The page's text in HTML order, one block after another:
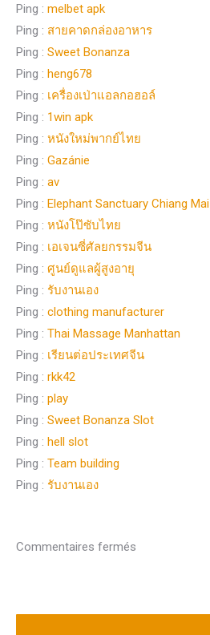
Ping : melbet apk
Ping : สายคาดกล่องอาหาร
Ping : Sweet Bonanza
Ping : heng678
Ping : เครื่องเป่าแอลกอฮอล์
Ping : 1win apk
Ping : หนังใหม่พากย์ไทย
Ping : Gazánie
Ping : av
Ping : Elephant Sanctuary Chiang Mai
Ping : หนังโป๊ซับไทย
Ping : เอเจนซี่ศัลยกรรมจีน
Ping : ศูนย์ดูแลผู้สูงอายุ
Ping : รับงานเอง
Ping : clothing manufacturer
Ping : Thai Massage Manhattan
Ping : เรียนต่อประเทศจีน
Ping : rkk42
Ping : play
Ping : Sweet Bonanza Slot
Ping : hell slot
Ping : Team building
Ping : รับงานเอง
Commentaires fermés